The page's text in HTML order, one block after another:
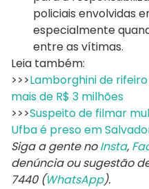
policiais envolvidas
especialmente
entre as vítimas.
Leia também:
>>>Lamborghini de
mais de R$ 3 milhões
>>>Suspeito de filmar
Ufba é preso em
Siga a gente noInsta,
denúncia ou sugestão
7440 (WhatsApp).